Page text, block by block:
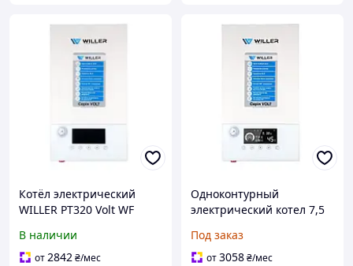
Котёл электрический
WILLER PT320 Volt WF
В наличии
от2842₴/мес
Одноконтурный
электрический котел 7,5
PT207 Volt WF (PT207 Volt
WF)
Под заказ
от3058₴/мес